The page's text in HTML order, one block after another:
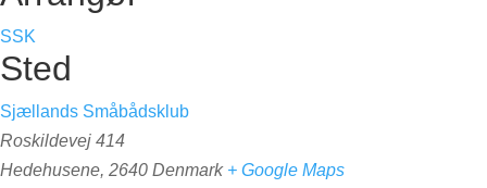
SSK
Sted
Sjællands Småbådsklub
Roskildevej 414
Hedehusene, 2640 Denmark + Google Maps